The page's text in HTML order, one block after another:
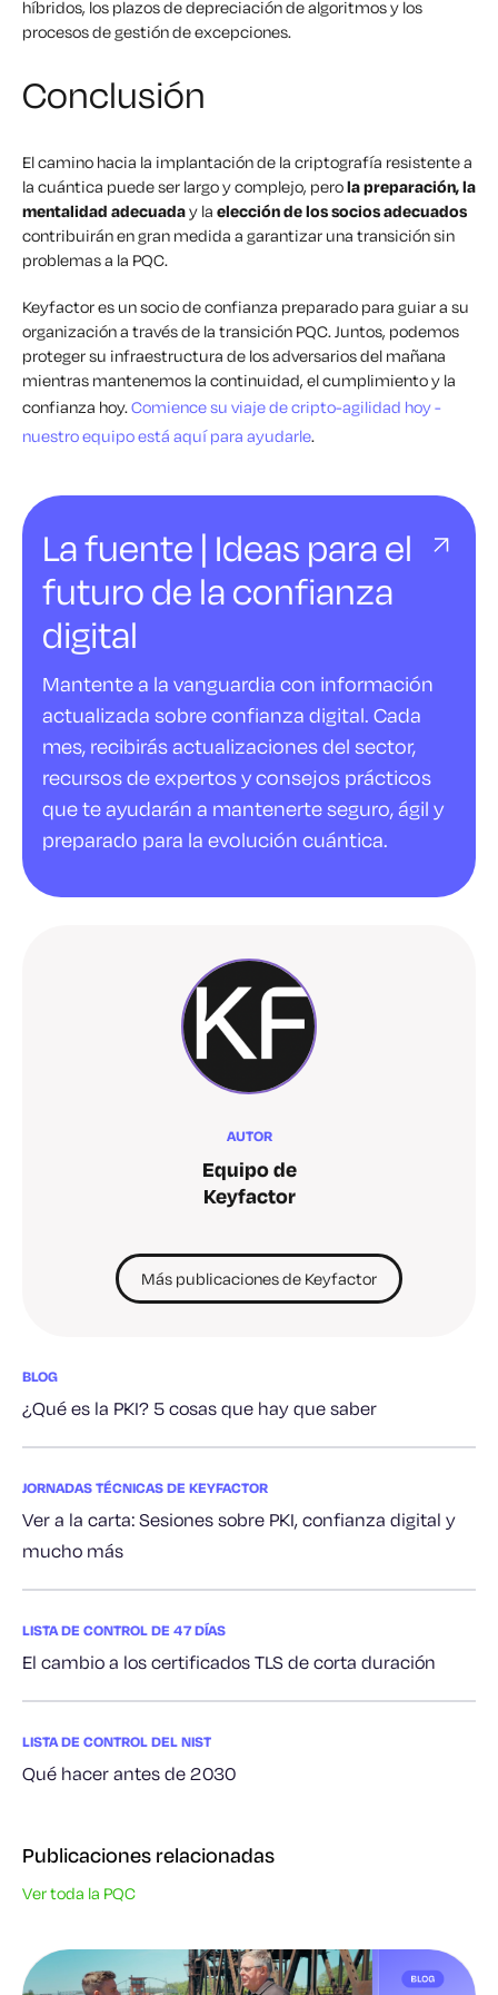
híbridos, los plazos de depreciación de algoritmos y los
procesos de gestión de excepciones.
Conclusión
El camino hacia la implantación de la criptografía resistente a
la cuántica puede ser largo y complejo, perola preparación, la
mentalidad adecuaday la elección de los socios adecuados
contribuirán en gran medida a garantizar una transición sin
problemas a la PQC.
Keyfactor es un socio de confianza preparado para guiar a su
organización a través de la transición PQC. Juntos, podemos
proteger su infraestructura de los adversarios del mañana
mientras mantenemos la continuidad, el cumplimiento y la
confianza hoy. Comience su viaje de cripto-agilidad hoy -
nuestro equipo está aquí para ayudarle.
La fuente | Ideas para el
futuro de la confianza
digital
Mantente a la vanguardia con información
actualizada sobre confianza digital. Cada
mes, recibirás actualizaciones del sector,
recursos de expertos y consejos prácticos
que te ayudarán a mantenerte seguro, ágil y
preparado para la evolución cuántica.
AUTOR
Equipo de
Keyfactor
Más publicaciones de Keyfactor
BLOG
¿Qué es la PKI? 5 cosas que hay que saber
JORNADAS TÉCNICAS DE KEYFACTOR
Ver a la carta: Sesiones sobre PKI, confianza digital y
mucho más
LISTA DE CONTROL DE 47 DÍAS
El cambio a los certificados TLS de corta duración
LISTA DE CONTROL DEL NIST
Qué hacer antes de 2030
Publicaciones relacionadas
Ver toda la PQC